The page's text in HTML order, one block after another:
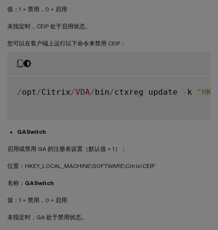
值：1 = 禁用，0 = 启用
未指定时，CEIP 处于启用状态。
您可以在客户端上运行以下命令来禁用 CEIP：
/opt /Citrix/VDA/bin/ctxreg update - k
GASwitch
启用或禁用 GA 的注册表设置（默认值 = 1）：
位置：HKEY_LOCAL_MACHINE\SOFTWARE\Citrix\CEIP
名称： GASwitch
值：1 = 禁用，0 = 启用
未指定时，GA 处于禁用状态。